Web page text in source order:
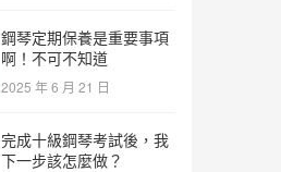
鋼琴定期保養是重要事項
啊！不可不知道
2025 年 6 月 21 日
完成十級鋼琴考試後，我
下一步該怎麼做？